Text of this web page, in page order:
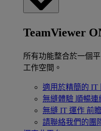
TeamViewer
所有功能整合於一個
工作空間。
適用於精簡的 IT
無縫體驗 順暢連
無縫 IT 運作 前
請聯絡我們的團